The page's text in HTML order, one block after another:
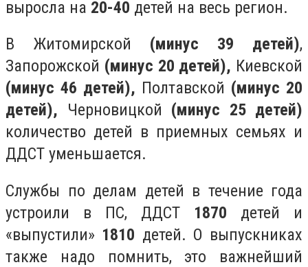
выросла на 20-40 детей на весь регион.
В Житомирской (минус 39 детей),
Запорожской (минус 20 детей), Киевской
(минус 46 детей), Полтавской (минус 20
детей), Черновицкой (минус 25 детей)
количество детей в приемных семьях и
ДДСТ уменьшается.
Службы по делам детей в течение года
устроили в ПС, ДДСТ 1870 детей и
«выпустили» 1810 детей. О выпускниках
также надо помнить, это важнейший